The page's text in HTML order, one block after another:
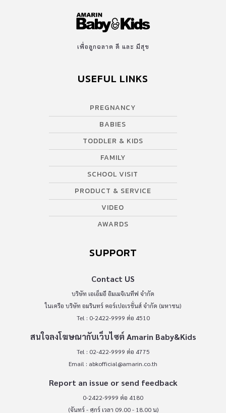
เพื่อลูกฉลาด ดี และ มีสุข
USEFUL LINKS
PREGNANCY
BABIES
TODDLER & KIDS
FAMILY
SCHOOL VISIT
PRODUCT & SERVICE
VIDEO
AWARDS
SUPPORT
Contact US
บริษัท เอเอ็มอี อิมเมจิเนทีฟ จำกัด
ในเครือ บริษัท อมรินทร์ คอร์เปอเรชั่นส์ จำกัด (มหาชน)
Tel : 0-2422-9999 ต่อ 4510
สนใจลงโฆษณากับเว็บไซต์ Amarin Baby&Kids
Tel : 02-422-9999 ต่อ 4775
Email : abkofficial@amarin.co.th
Report an issue or send feedback
0-2422-9999 ต่อ 4180
(จันทร์ - ศุกร์ เวลา 09.00 - 18.00 น)